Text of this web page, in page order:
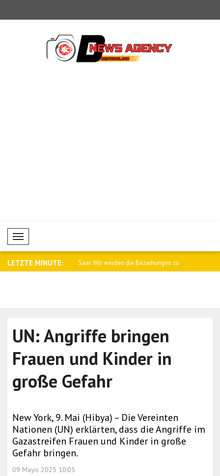
Mobil Menü
LETZTE MINUTE:
Baqaei an Saar: Wir werden die Beziehungen zu
UN: Angriffe bringen
Frauen und Kinder in
große Gefahr
New York, 9. Mai (Hibya) – Die Vereinten
Nationen (UN) erklärten, dass die Angriffe im
Gazastreifen Frauen und Kinder in große
Gefahr bringen.
09 Mayıs 2025 10:05